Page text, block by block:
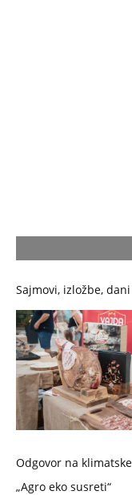
Sajmovi, izložbe,
Odgovor na
„Agro eko susreti“